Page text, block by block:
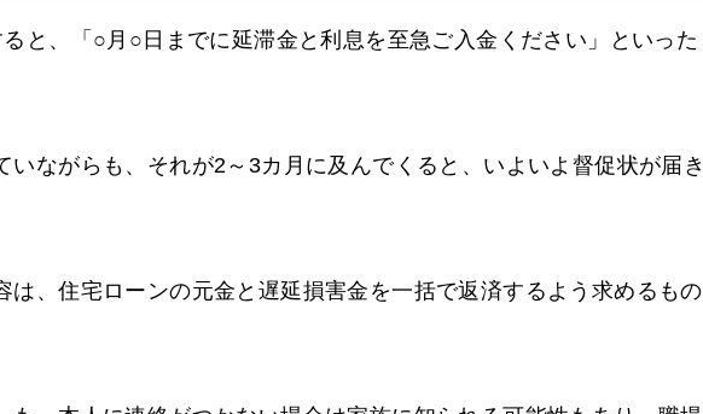
と、「○月○日までに延滞金と利息を至急ご入金ください」といった
いながらも、それが2～3カ月に及んでくると、いよいよ督促状が届き
は、住宅ローンの元金と遅延損害金を一括で返済するよう求めるもの